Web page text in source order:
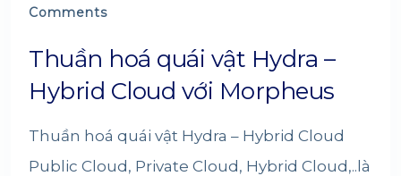
Comments
Thuần hoá quái vật Hydra –
Hybrid Cloud với Morpheus
Thuần hoá quái vật Hydra – Hybrid Cloud
Public Cloud, Private Cloud, Hybrid Cloud,..là